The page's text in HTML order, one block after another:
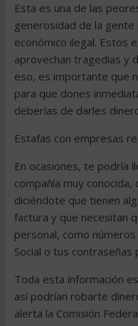
Esta es una de las
generosidad de la
económico ilegal. Estos
aprovechan tragedias y
eso, es importante que
para que dones
deberías de darles
Estafas con empresas
En ocasiones, te podría
compañía muy
diciéndote que tienen
factura y que necesitan
personal, como
Social o tus contraseñas
Toda esta información
así podrían robarte
alerta la Comisión